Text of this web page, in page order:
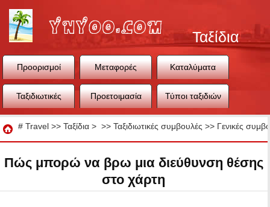
Ταξίδια
Προορισμοί Μεταφορές Καταλύματα
Ταξιδιωτικές Προετοιμασία Τύποι ταξιδιών
Ταξίδια
# Travel >> Ταξίδια > >> Ταξιδιωτικές συμβουλές >> Γενικές
Πώς μπορώ να βρω μια διεύθυνση θέσης
στο χάρτη